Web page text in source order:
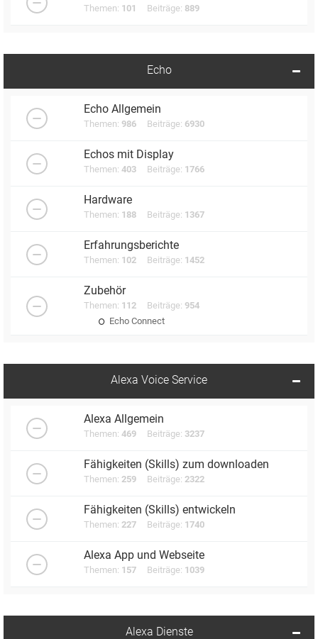
Themen: 101 Beiträge: 889
Echo
Echo Allgemein
Themen: 986 Beiträge: 6930
Echos mit Display
Themen: 403 Beiträge: 1766
Hardware
Themen: 188 Beiträge: 1367
Erfahrungsberichte
Themen: 102 Beiträge: 1452
Zubehör
Themen: 112 Beiträge: 954
Echo Connect
Alexa Voice Service
Alexa Allgemein
Themen: 469 Beiträge: 3237
Fähigkeiten (Skills) zum downloaden
Themen: 259 Beiträge: 2322
Fähigkeiten (Skills) entwickeln
Themen: 227 Beiträge: 1740
Alexa App und Webseite
Themen: 157 Beiträge: 1039
Alexa Dienste